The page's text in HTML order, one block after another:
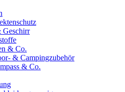
Geschirr
& Co.
& Campingzubehör
& Co.